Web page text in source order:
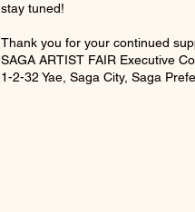
stay tuned!
Thank you for your continued
SAGA ARTIST FAIR Executive
1-2-32 Yae, Saga City, Saga